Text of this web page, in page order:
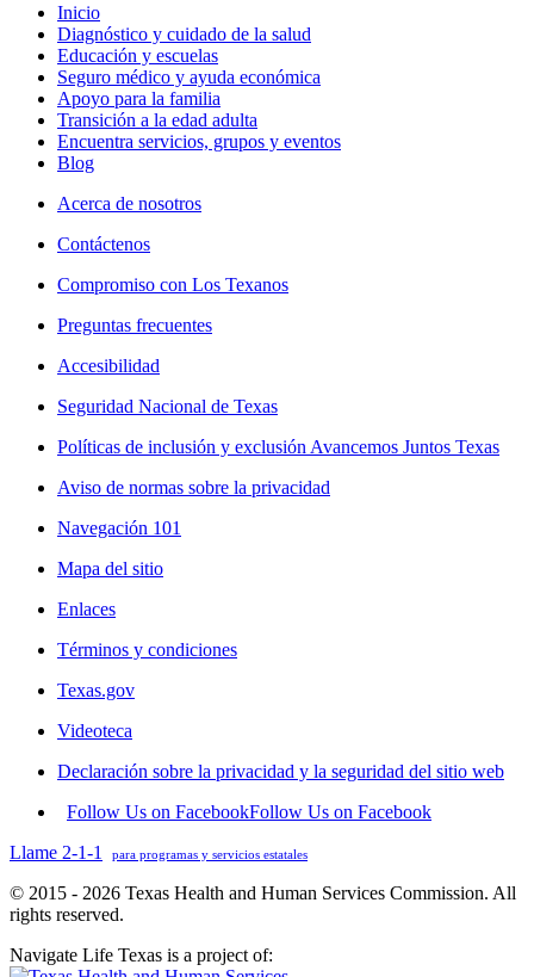
Inicio
Diagnóstico y cuidado de la salud
Educación y escuelas
Seguro médico y ayuda económica
Apoyo para la familia
Transición a la edad adulta
Encuentra servicios, grupos y eventos
Blog
Acerca de nosotros
Contáctenos
Compromiso con Los Texanos
Preguntas frecuentes
Accesibilidad
Seguridad Nacional de Texas
Políticas de inclusión y exclusión Avancemos Juntos Texas
Aviso de normas sobre la privacidad
Navegación 101
Mapa del sitio
Enlaces
Términos y condiciones
Texas.gov
Videoteca
Declaración sobre la privacidad y la seguridad del sitio web
Follow Us on FacebookFollow Us on Facebook
Llame 2-1-1
para programas y servicios estatales
© 2015 - 2026 Texas Health and Human Services Commission. All
rights reserved.
Navigate Life Texas is a project of: